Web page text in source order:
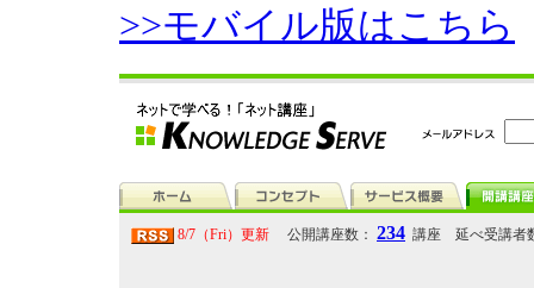
>>モバイル版はこちら
8/7（Fri）更新 公開講座数： 234 講座 延べ受講者